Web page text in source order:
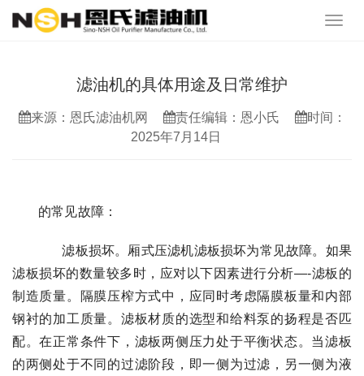
滤油机的具体用途及日常维护
来源：恩氏滤油机网 责任编辑：恩小氏
时间：
2025年7月14日
的常见故障：
滤板损坏。厢式压滤机滤板损坏为常见故障。如果
滤板损坏的数量较多时，应对以下因素进行分析—-滤板的
制造质量。隔膜压榨方式中，应同时考虑隔膜板量和内部
钢衬的加工质量。滤板材质的选型和给料泵的扬程是否匹
配。在正常条件下，滤板两侧压力处于平衡状态。当滤板
的两侧处于不同的过滤阶段，即一侧为过滤，另一侧为液